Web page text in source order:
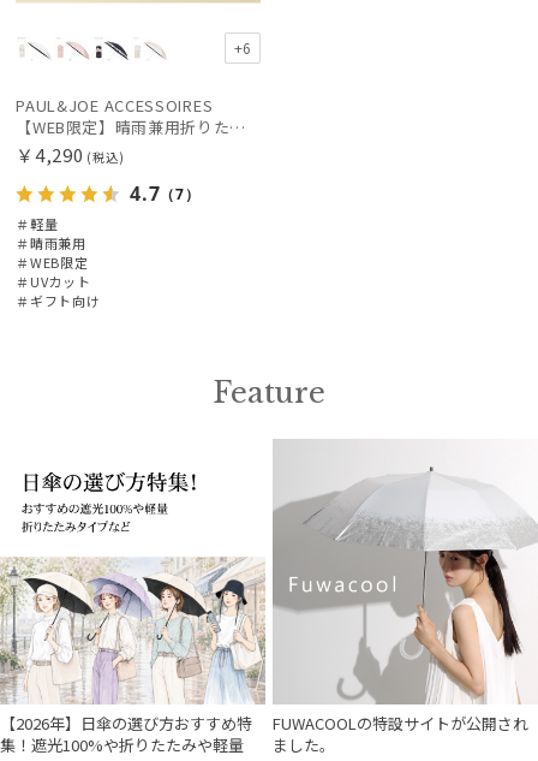
PAUL&JOE ACCESSOIRES
ポールアンドジョー アクセソワ
POLO RALPH LAUREN
ポロ ラルフ ローレン
傘機能
その他
在庫表示
販売状況
入荷状況
+6
PAUL&JOE ACCESSOIRES
【WEB限定】晴雨兼用折りたたみ日傘 ポール&ジョー(PAUL & JOE ACCESSOIRES)クリザンテーム/バイカラー 雨の日OK 一級遮光99.99% 遮熱 簡単開閉 UV 晴雨兼用 可愛い
￥4,290 (税込)
4.7 （7）
＃軽量
＃晴雨兼用
＃WEB限定
＃UVカット
＃ギフト向け
Feature
【2026年】日傘の選び方おすすめ特
集！遮光100%や折りたたみや軽量
FUWACOOLの特設サイトが公開され
ました。